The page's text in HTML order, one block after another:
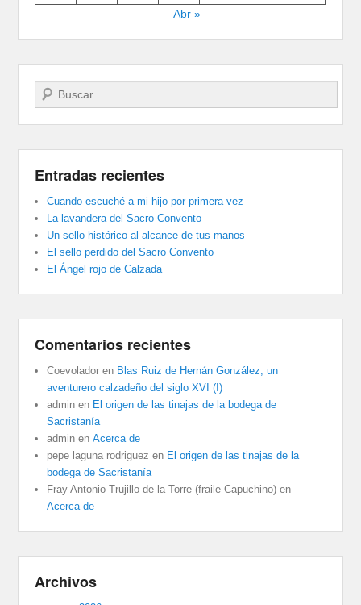
Abr »
Buscar
Entradas recientes
Cuando escuché a mi hijo por primera vez
La lavandera del Sacro Convento
Un sello histórico al alcance de tus manos
El sello perdido del Sacro Convento
El Ángel rojo de Calzada
Comentarios recientes
Coevolador en Blas Ruiz de Hernán González, un
aventurero calzadeño del siglo XVI (I)
admin en El origen de las tinajas de la bodega de
Sacristanía
admin enAcerca de
pepe laguna rodriguez en El origen de las tinajas de la
bodega de Sacristanía
Fray Antonio Trujillo de la Torre (fraile Capuchino) en
Acerca de
Archivos